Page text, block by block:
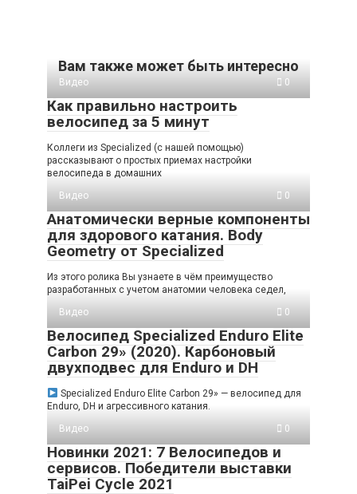
Вам также может быть интересно
Видео 0
Как правильно настроить
велосипед за 5 минут
Коллеги из Specialized (с нашей помощью)
рассказывают о простых приемах настройки
велосипеда в домашних
Видео
0
Анатомически верные компоненты
для здорового катания. Body
Geometry от Specialized
Из этого ролика Вы узнаете в чём преимущество
разработанных с учетом анатомии человека седел,
Видео
0
Велосипед Specialized Enduro Elite
Carbon 29» (2020). Карбоновый
двухподвес для Enduro и DH
Specialized Enduro Elite Carbon 29» — велосипед для
Enduro, DH и агрессивного катания.
Видео
0
Новинки 2021: 7 Велосипедов и
сервисов. Победители выставки
TaiPei Cycle 2021